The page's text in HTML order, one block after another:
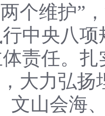
个维护”
中央八
责任。
大力弘
文山会海